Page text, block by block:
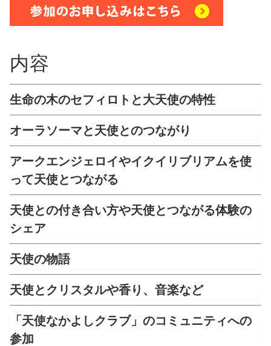
内容
生命の木のセフィロトと大天使の特性
オーラソーマと天使とのつながり
アークエンジェロイやイクイリブリアムを使
って天使とつながる
天使との付き合い方や天使とつながる体験の
シェア
天使の物語
天使とクリスタルや香り、音楽など
「天使なかよしクラブ」のコミュニティへの
参加